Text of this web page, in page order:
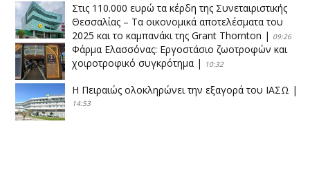
Στις 110.000 ευρώ τα κέρδη της Συνεταιριστικής
Θεσσαλίας – Τα οικονομικά αποτελέσματα του
2025 και το καμπανάκι της Grant Thornton | 09:26
Φάρμα Ελασσόνας: Εργοστάσιο ζωοτροφών και
χοιροτροφικό συγκρότημα | 10:32
Η Πειραιώς ολοκληρώνει την εξαγορά του ΙΑΣΩ |
14:53